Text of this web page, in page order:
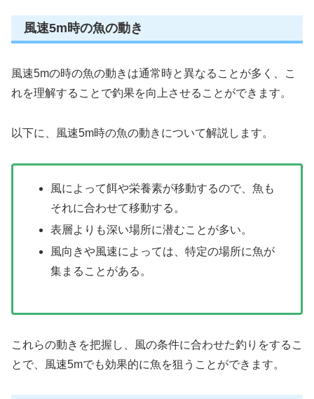
風速5m時の魚の動き
風速5mの時の魚の動きは通常時と異なることが多く、こ
れを理解することで釣果を向上させることができます。
以下に、風速5m時の魚の動きについて解説します。
風によって餌や栄養素が移動するので、魚も
それに合わせて移動する。
表層よりも深い場所に潜むことが多い。
風向きや風速によっては、特定の場所に魚が
集まることがある。
これらの動きを把握し、風の条件に合わせた釣りをするこ
とで、風速5mでも効果的に魚を狙うことができます。